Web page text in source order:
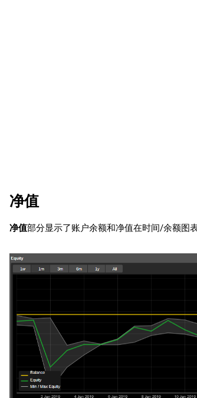
净值
净值部分显示了账户余额和净值在时间/余额图